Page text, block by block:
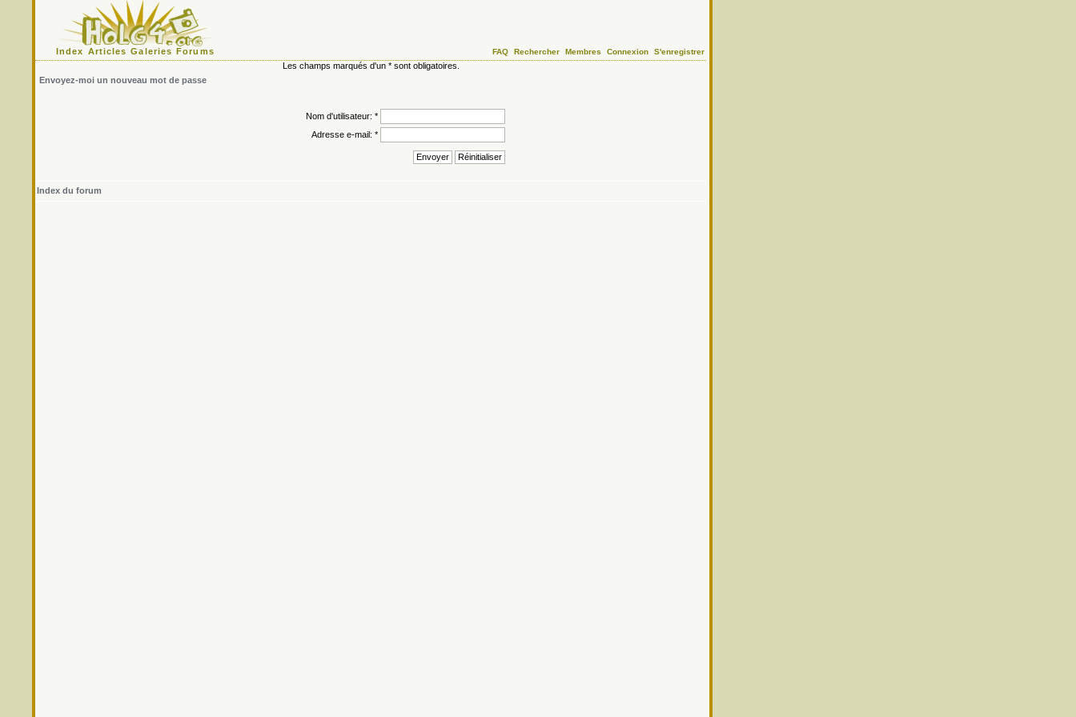
Index Articles Galeries Forums FAQ Rechercher Membres Connexion S'enregistrer
Les champs marqués d'un * sont obligatoires.
Envoyez-moi un nouveau mot de passe
Nom d'utilisateur: *
Adresse e-mail: *
Index du forum